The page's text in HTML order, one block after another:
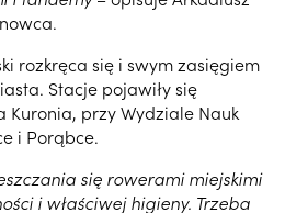
rozkręca się i swym zasięgiem
Stacje pojawiły się
Kuronia, przy Wydziale Nauk
i Porąbce.
się rowerami miejskimi
i właściwej higieny. Trzeba